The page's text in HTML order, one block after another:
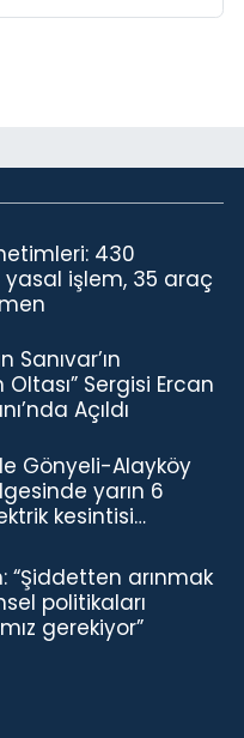
430
işlem, 35 araç
Sanıvar’ın
Oltası” Sergisi Ercan
Açıldı
Gönyeli-Alayköy
yarın 6
kesintisi…
“Şiddetten arınmak
politikaları
gerekiyor”